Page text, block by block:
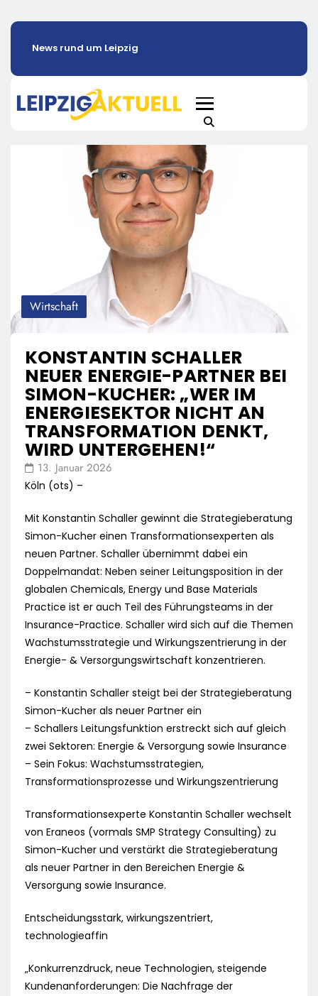
News rund um Leipzig
Wirtschaft
KONSTANTIN SCHALLER
NEUER ENERGIE-PARTNER BEI
SIMON-KUCHER: „WER IM
ENERGIESEKTOR NICHT AN
TRANSFORMATION DENKT,
WIRD UNTERGEHEN!“
13. Januar 2026
Köln (ots) –
Mit Konstantin Schaller gewinnt die Strategieberatung
Simon-Kucher einen Transformationsexperten als
neuen Partner. Schaller übernimmt dabei ein
Doppelmandat: Neben seiner Leitungsposition in der
globalen Chemicals, Energy und Base Materials
Practice ist er auch Teil des Führungsteams in der
Insurance-Practice. Schaller wird sich auf die Themen
Wachstumsstrategie und Wirkungszentrierung in der
Energie- & Versorgungswirtschaft konzentrieren.
– Konstantin Schaller steigt bei der Strategieberatung
Simon-Kucher als neuer Partner ein
– Schallers Leitungsfunktion erstreckt sich auf gleich
zwei Sektoren: Energie & Versorgung sowie Insurance
– Sein Fokus: Wachstumsstrategien,
Transformationsprozesse und Wirkungszentrierung
Transformationsexperte Konstantin Schaller wechselt
von Eraneos (vormals SMP Strategy Consulting) zu
Simon-Kucher und verstärkt die Strategieberatung
als neuer Partner in den Bereichen Energie &
Versorgung sowie Insurance.
Entscheidungsstark, wirkungszentriert,
technologieaffin
„Konkurrenzdruck, neue Technologien, steigende
Kundenanforderungen: Die Nachfrage der